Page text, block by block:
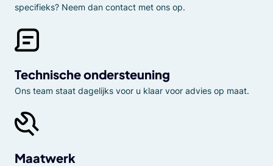
specifieks? Neem dan contact met ons op.
Technische ondersteuning
Ons team staat dagelijks voor u klaar voor advies op maat.
Maatwerk